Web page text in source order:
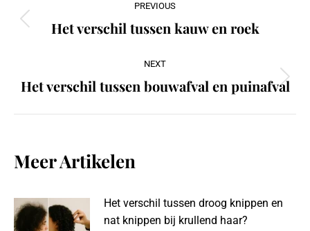
navigation
PREVIOUS
Previous
Het verschil tussen kauw en roek
NEXT
Next
Het verschil tussen bouwafval en puinafval
Meer Artikelen
Het verschil tussen droog knippen en
nat knippen bij krullend haar?